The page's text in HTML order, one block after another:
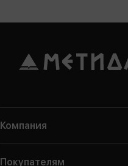
Компания
Покупателям